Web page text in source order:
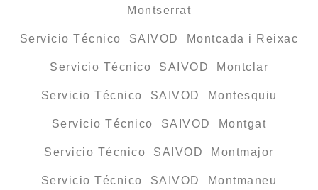
Montserrat
Servicio Técnico SAIVOD Montcada i Reixac
Servicio Técnico SAIVOD Montclar
Servicio Técnico SAIVOD Montesquiu
Servicio Técnico SAIVOD Montgat
Servicio Técnico SAIVOD Montmajor
Servicio Técnico SAIVOD Montmaneu